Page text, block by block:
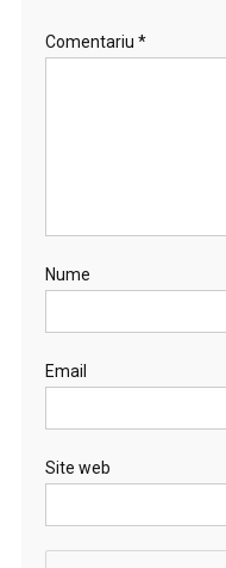
Comentariu *
Nume
Email
Site web